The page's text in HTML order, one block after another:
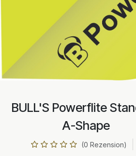
BULL'S Powerflite
A-Shape
(0 Rezension)